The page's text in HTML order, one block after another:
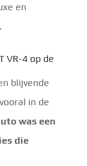
en
VR-4 op de
blijvende
in de
was een
die